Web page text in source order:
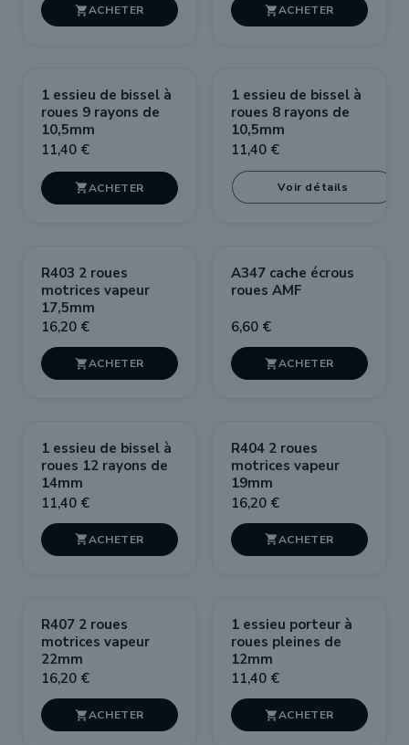
 
1 essieu de bissel à
roues 9 rayons de
10,5mm
11,40 €

RUPTURE DE STOCK
1 essieu de bissel à
roues 8 rayons de
10,5mm
11,40 €
Voir détails
R403 2 roues
motrices vapeur
17,5mm
16,20 €

A347 cache écrous
roues AMF
6,60 €

1 essieu de bissel à
roues 12 rayons de
14mm
11,40 €

R404 2 roues
motrices vapeur
19mm
16,20 €

R407 2 roues
motrices vapeur
22mm
16,20 €

1 essieu porteur à
roues pleines de
12mm
11,40 €
